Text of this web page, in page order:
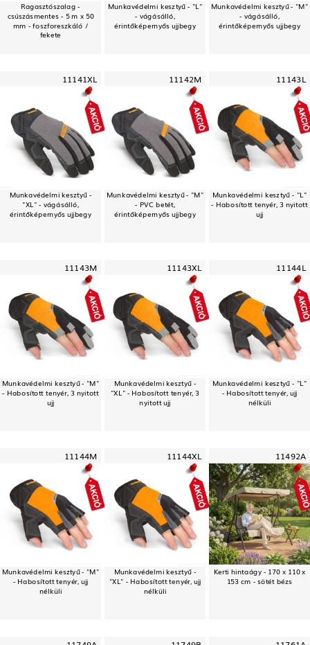
Ragasztószalag -
csúszásmentes - 5 m x 50
mm - foszforeszkáló /
fekete
Munkavédelmi kesztyű - "L"
- vágásálló,
érintőképernyős ujjbegy
Munkavédelmi kesztyű - "M"
- vágásálló,
érintőképernyős ujjbegy
11141XL
Munkavédelmi kesztyű -
"XL" - vágásálló,
érintőképernyős ujjbegy
11142M
Munkavédelmi kesztyű - "M"
- PVC betét,
érintőképernyős ujjbegy
11143L
Munkavédelmi kesztyű - "L"
- Habosított tenyér, 3 nyitott
ujj
11143M
Munkavédelmi kesztyű - "M"
- Habosított tenyér, 3 nyitott
ujj
11143XL
Munkavédelmi kesztyű -
"XL" - Habosított tenyér, 3
nyitott ujj
11144L
Munkavédelmi kesztyű - "L"
- Habosított tenyér, ujj
nélküli
11144M
Munkavédelmi kesztyű - "M"
- Habosított tenyér, ujj
nélküli
11144XL
Munkavédelmi kesztyű -
"XL" - Habosított tenyér, ujj
nélküli
11492A
Kerti hintaágy - 170 x 110 x
153 cm - sötét bézs